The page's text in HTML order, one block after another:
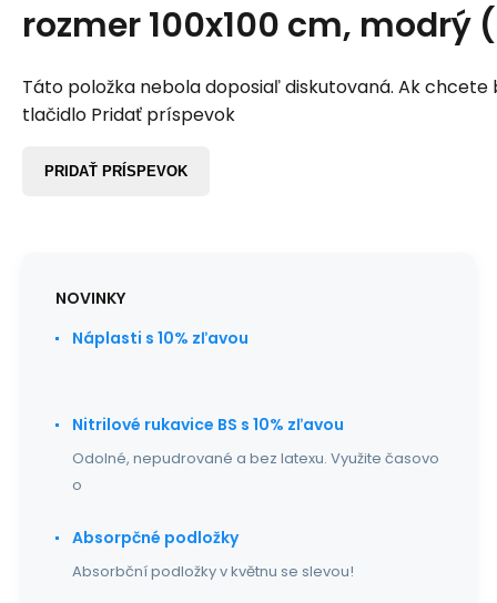
rozmer 100x100 cm, modrý
Táto položka nebola doposiaľ diskutovaná. Ak chcete
tlačidlo Pridať príspevok
PRIDAŤ PRÍSPEVOK
NOVINKY
Náplasti s 10% zľavou
Nitrilové rukavice BS s 10% zľavou
Odolné, nepudrované a bez latexu. Využite časovo
o
Absorpčné podložky
Absorbční podložky v květnu se slevou!